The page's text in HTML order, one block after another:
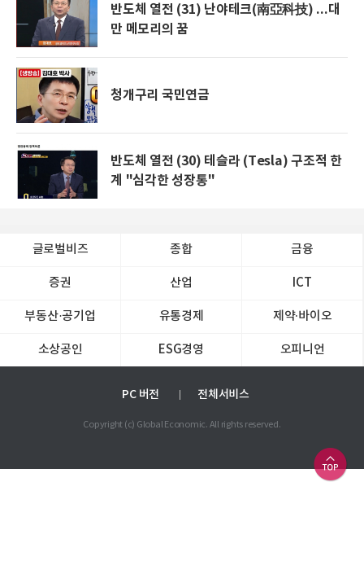
반도체 열전 (31) 난야테크(南亞科技) ...대
만 메모리의 꿈
청개구리 국민연금
반도체 열전 (30) 테슬라 (Tesla) 구조적 한
계 "심각한 성장통"
글로벌비즈 종합 금융
증권 산업 ICT
부동산·공기업 유통경제 제약∙바이오
소상공인 ESG경영 오피니언
PC 버전 전체서비스
Copyright (c) Global Economic. All rights reserved.